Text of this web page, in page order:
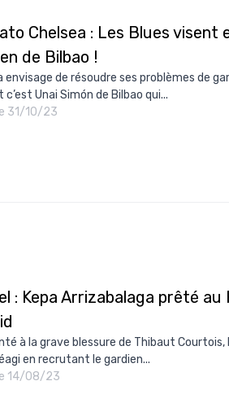
Chelsea : Les Blues visent
de Bilbao !
envisage de résoudre ses problèmes de
c’est Unai Simón de Bilbao qui...
31/10/23
: Kepa Arrizabalaga prêté au
à la grave blessure de Thibaut Courtois,
en recrutant le gardien...
14/08/23